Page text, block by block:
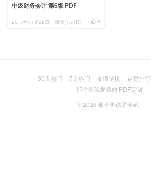
中级财务会计 第6版 PDF
 0
2017年11月28日 阅读(1.71K)
30天热门 7天热门 友情链接 点赞排行
那个男孩爱着她 PDF定制
© 2026 那个男孩爱着她